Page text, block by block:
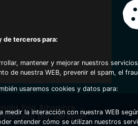
Frio Alhambra
por Servynet
de terceros para:
mantener y mejorar nuestros
de nuestra WEB, prevenir el spam, el
usaremos cookies y datos para:
medir la interacción con nuestra WEB
entender cómo se utilizan nuestros